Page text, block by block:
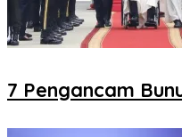
7 Pengancam